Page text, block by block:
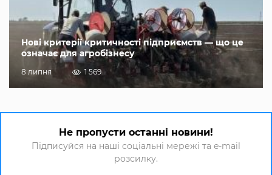
Нові критерії критичності підприємств — що це
означає для агробізнесу
8 липня 1 569
Не пропусти останні новини!
Підписуйся на наші соціальні мережі та e-mail
розсилку.